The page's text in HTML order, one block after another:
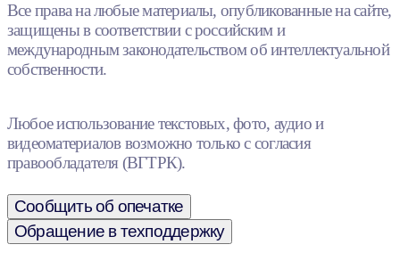
Все права на любые материалы, опубликованные на сайте,
защищены в соответствии с российским и
международным законодательством об интеллектуальной
собственности.
Любое использование текстовых, фото, аудио и
видеоматериалов возможно только с согласия
правообладателя (ВГТРК).
Сообщить об опечатке
Обращение в техподдержку